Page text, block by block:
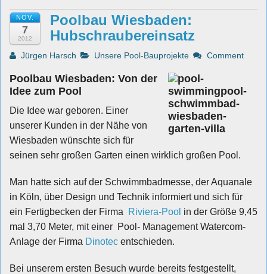
NOV.
7
2012
Poolbau Wiesbaden:
Hubschraubereinsatz
Jürgen Harsch Unsere Pool-Bauprojekte Comment
Poolbau Wiesbaden: Von der
Idee zum Pool
Die Idee war geboren. Einer
unserer Kunden in der Nähe von
Wiesbaden wünschte sich für
seinen sehr großen Garten einen wirklich großen Pool.
Man hatte sich auf der Schwimmbadmesse, der Aquanale
in Köln, über Design und Technik informiert und sich für
ein Fertigbecken der Firma
Riviera-Pool in der Größe 9,45
mal 3,70 Meter, mit einer Pool- Management Watercom-
Anlage der Firma Dinotec entschieden.
Bei unserem ersten Besuch wurde bereits festgestellt,